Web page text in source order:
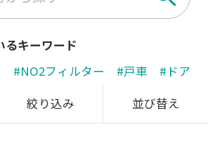
るキーワード
#NO2フィルター #戸車
#ドアノ
絞り込み 並び替え